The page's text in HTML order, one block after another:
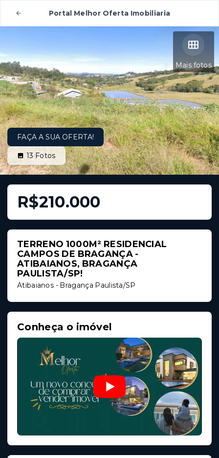
Portal Melhor Oferta Imobiliaria
Mais fotos
FAÇA A SUA OFERTA!
13 Fotos
R$210.000
TERRENO 1000M² RESIDENCIAL
CAMPOS DE BRAGANÇA -
ATIBAIANOS, BRAGANÇA
PAULISTA/SP!
Atibaianos - Bragança Paulista/SP
Conheça o imóvel